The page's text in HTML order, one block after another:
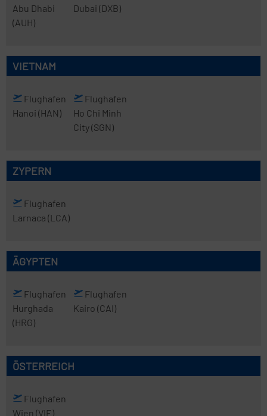
Abu Dhabi
(AUH)
Dubai (DXB)
VIETNAM
Flughafen
Hanoi (HAN)
Flughafen
Ho Chi Minh
City(SGN)
ZYPERN
Flughafen
Larnaca (LCA)
ÄGYPTEN
Flughafen
Hurghada
(HRG)
Flughafen
Kairo (CAI)
ÖSTERREICH
Flughafen
Wien (VIE)